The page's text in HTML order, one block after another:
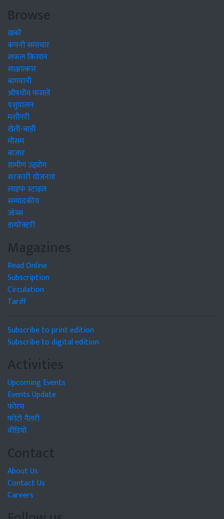
Browse
खबरें
कंपनी समाचार
सफल किसान
साक्षात्कार
बागवानी
औषधीय फसलें
पशुपालन
मशीनरी
खेती-बाड़ी
मौसम
बाजार
ग्रामीण उद्द्योग
सरकारी योजनाएं
लाइफ स्टाइल
सम्पादकीय
जॉब्स
डायरेक्टरी
Magazines
Read Online
Subscription
Circulation
Tariff
Subscribe to print edition
Subscribe to digital edition
Activities
Upcoming Events
Events Update
फोरम
फोटो गैलरी
वीडियो
Contact
About Us
Contact Us
Careers